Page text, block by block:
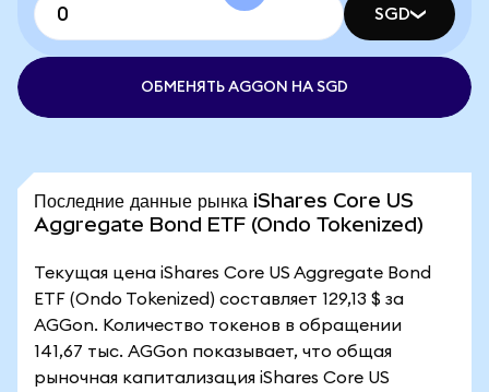
SGD
ОБМЕНЯТЬ AGGON НА SGD
Последние данные рынка iShares Core US
Aggregate Bond ETF (Ondo Tokenized)
Текущая цена iShares Core US Aggregate Bond
ETF (Ondo Tokenized) составляет 129,13 $ за
AGGon. Количество токенов в обращении
141,67 тыс. AGGon показывает, что общая
рыночная капитализация iShares Core US